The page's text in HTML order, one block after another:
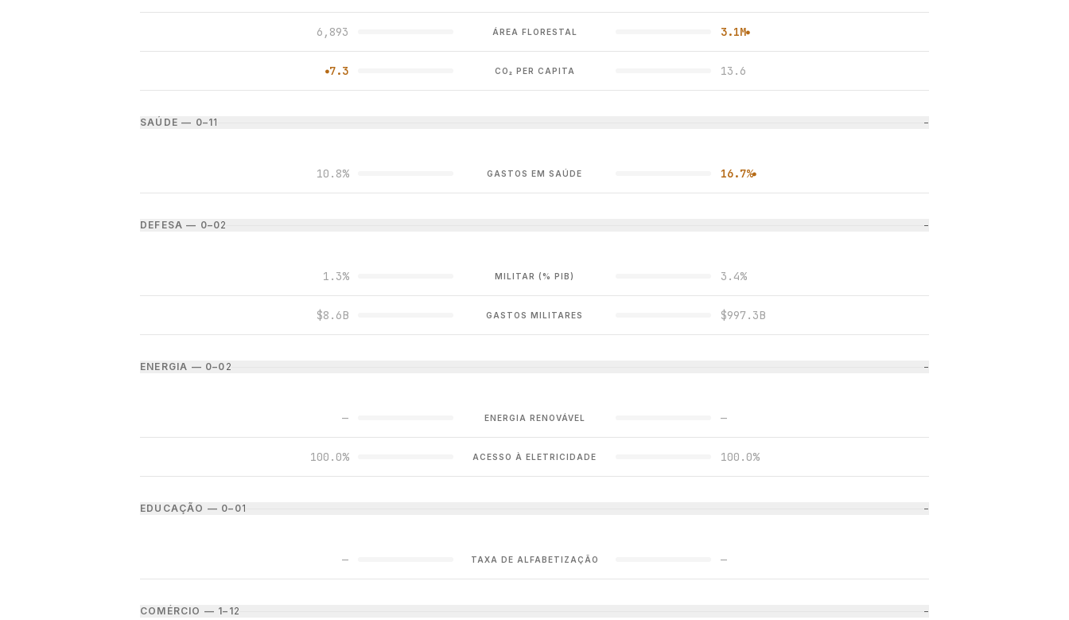
6,893 ÁREA FLORESTAL 3.1M●
●7.3 CO₂ PER CAPITA 13.6
SAÚDE — 0–11 −
10.8% GASTOS EM SAÚDE 16.7%●
DEFESA — 0–02 −
1.3% MILITAR (% PIB) 3.4%
$8.6B GASTOS MILITARES $997.3B
ENERGIA — 0–0 2 −
— ENERGIA RENOVÁVEL —
100.0% ACESSO À ELETRICIDADE 100.0%
EDUCAÇÃO — 0–01 −
— TAXA DE ALFABETIZAÇÃO —
COMÉRCIO — 1–12 −